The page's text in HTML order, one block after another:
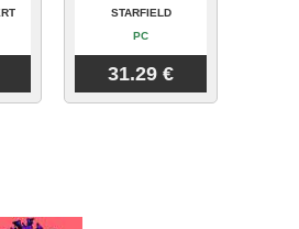
STARFIELD
PC
31.29 €